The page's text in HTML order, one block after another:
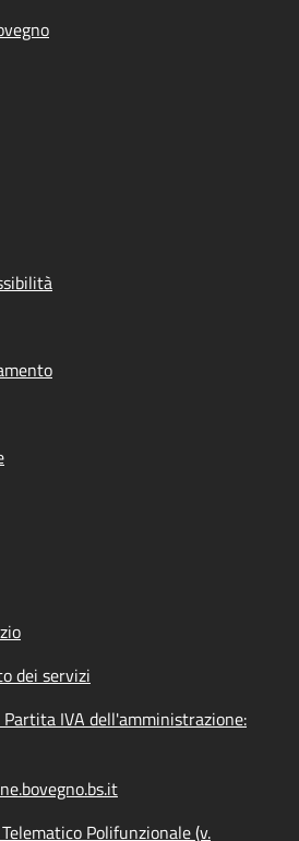
dei servizi
IVA dell'amministrazione:
Polifunzionale (v.